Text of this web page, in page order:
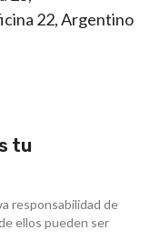
22, Argentino
tu
responsabilidad de
ellos pueden ser